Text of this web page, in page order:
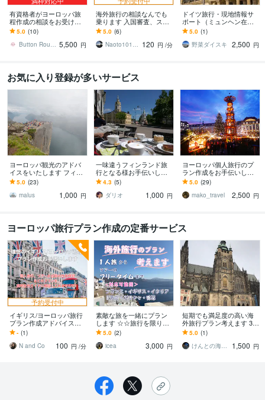
有資格者がヨーロッパ旅
程作成の相談をお受けし
ます ヨーロッパ訪問歴20
回以上の私が旅程作成を
サポートします！
5.0 (10)
Button Rouge Inc 5,500 円
海外旅行の相談なんでも
乗ります 入国審査、スリ
対策、治安、など何でもO
K！
5.0 (6)
Naoto1014aaa 120 円 /分
ドイツ旅行・現地情報サ
ポート（ミュンヘン在
住）ます ミュンヘン在住
だからこそできる最新情
報・旅行サポート
5.0 (1)
野菜ダイスキ
2,500 円
お気に入り登録が多いサービス
ヨーロッパ観光のアドバ
イスをいたします フィン
ランド、ノルウェー、ブ
ルガリア、ベルリンが専
門です。
5.0 (23)
malus
1,000 円
一味違うフィンランド旅
行となる様お手伝いしま
す 観光ツアーに飽きた方
へオススメ‼
4.3 (5)
ダリオ
1,000 円
ヨーロッパ個人旅行のプ
ラン作成をお手伝いしま
す ヨーロッパ旅行をした
い方、初めての海外で勇
気が出ない方へ
5.0 (29)
mako_travel
2,500 円
ヨーロッパ旅行プラン作成の定番サービス
予約受付中
イギリス/ヨーロッパ旅行
プラン作成アドバイスし
ます イギリス在住者が旅
行プラン作成のお手伝い
をします
- (1)
N and Co
100 円 /分
素敵な旅を一緒にプラン
します ☆☆旅行を限りな
く楽しむためのお手伝い
☆☆
5.0 (2)
icea
3,000 円
短期でも満足度の高い海
外旅行プラン考えます 3〜
5日の短期でも満足度の高
い海外旅行プラン
5.0 (1)
けんとの海外旅行相談室
1,500 円